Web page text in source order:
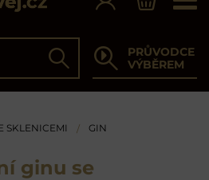
Hledat
PRŮVODCE
VÝBĚREM
SKLENICEMI / GIN
ginu se